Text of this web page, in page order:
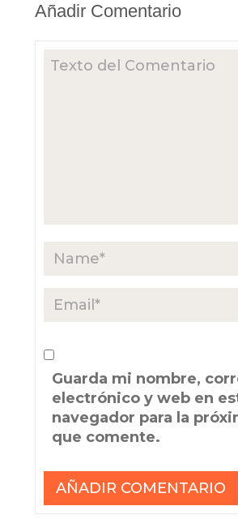
Añadir Comentario
Guarda mi nombre,
electrónico y web en
navegador para la
que comente.